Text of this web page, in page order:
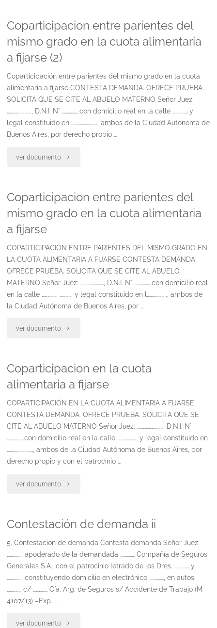
perjuicios
accidente
transito
ruta
concesionada"
Coparticipacion entre parientes del
mismo grado en la cuota alimentaria
a fijarse (2)
Coparticipación entre parientes del mismo grado en la cuota
alimentaria a fijarse CONTESTA DEMANDA. OFRECE PRUEBA.
SOLICITA QUE SE CITE AL ABUELO MATERNO Señor Juez:
……………………., D.N.I. N° ……………..con domicilio real en la calle ……………..y
legal constituido en …………………….., ambos de la Ciudad Autónoma de
Buenos Aires, por derecho propio …
ver documento "Coparticipacion
parientes
del
en
alimentaria
fijarse
(2)"
Coparticipacion entre parientes del
mismo grado en la cuota alimentaria
a fijarse
COPARTICIPACIÓN ENTRE PARIENTES DEL MISMO GRADO EN
LA CUOTA ALIMENTARIA A FIJARSE CONTESTA DEMANDA.
OFRECE PRUEBA. SOLICITA QUE SE CITE AL ABUELO
MATERNO Señor Juez: ……………………, D.N.I. N° ……………..con domicilio real
en la calle ……………. …………. y legal constituido en l……………….., ambos de
la Ciudad Autónoma de Buenos Aires, por …
ver documento "Coparticipacion
parientes
del
mismo
grado
la
cuota
a
fijarse"
Coparticipacion en la cuota
alimentaria a fijarse
COPARTICIPACIÓN EN LA CUOTA ALIMENTARIA A FIJARSE
CONTESTA DEMANDA. OFRECE PRUEBA. SOLICITA QUE SE
CITE AL ABUELO MATERNO Señor Juez: ………………………, D.N.I. N°
……………..con domicilio real en la calle ……………….. y legal constituido en
………………………, ambos de la Ciudad Autónoma de Buenos Aires, por
derecho propio y con el patrocinio …
ver documento "Coparticipacion
la
cuota
a
Contestación de demanda ii
5. Contestación de demanda Contesta demanda Señor Juez:
……………, apoderado de la demandada …………… Compañía de Seguros
Generales S.A., con el patrocinio letrado de los Dres. …………… y
……………; constituyendo domicilio en electrónico ……………, en autos:
…………… c/ …………… Cía. Arg. de Seguros s/ Accidente de Trabajo (M
4107/13) –Exp. …
ver documento "Contestación